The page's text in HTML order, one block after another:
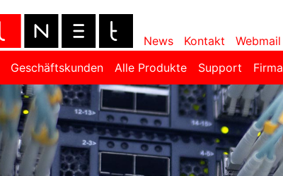
News Kontakt
Webmail
Geschäftskunden Alle Produkte Support Firma